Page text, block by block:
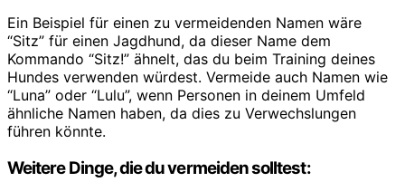
Ein Beispiel für einen zu vermeidenden Namen wäre
“Sitz” für einen Jagdhund, da dieser Name dem
Kommando “Sitz!” ähnelt, das du beim Training deines
Hundes verwenden würdest. Vermeide auch Namen wie
“Luna” oder “Lulu”, wenn Personen in deinem Umfeld
ähnliche Namen haben, da dies zu Verwechslungen
führen könnte.
Weitere Dinge, die du vermeiden solltest: